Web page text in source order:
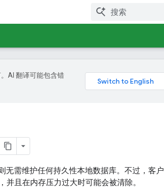
AI 翻译可能包含错
无需维护任何持久性本地数据库。不过，客户
且在内存压力过大时可能会被清除。